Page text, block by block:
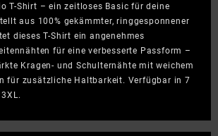
T-Shirt – ein zeitloses Basic für deine
aus 100% gekämmter, ringgesponnener
dieses T-Shirt ein angenehmes
für eine verbesserte Passform –
Kragen- und Schulternähte mit weichem
für zusätzliche Haltbarkeit. Verfügbar in 7